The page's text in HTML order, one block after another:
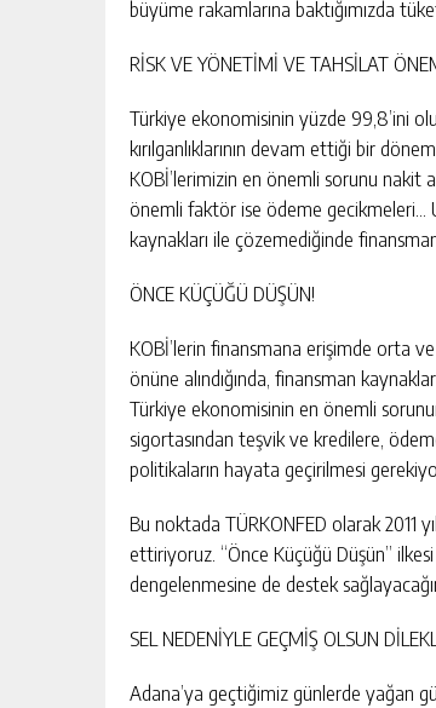
büyüme rakamlarına baktığımızda
RİSK VE YÖNETİMİ VE TAHSİLAT
Türkiye ekonomisinin yüzde 99,8’ini
kırılganlıklarının devam ettiği bir
KOBİ’lerimizin en önemli sorunu nakit
önemli faktör ise ödeme gecikmeleri…
kaynakları ile çözemediğinde
ÖNCE KÜÇÜĞÜ DÜŞÜN!
KOBİ’lerin finansmana erişimde orta
önüne alındığında, finansman
Türkiye ekonomisinin en önemli
sigortasından teşvik ve kredilere,
politikaların hayata geçirilmesi
Bu noktada TÜRKONFED olarak 2011
ettiriyoruz. “Önce Küçüğü Düşün”
dengelenmesine de destek
SEL NEDENİYLE GEÇMİŞ OLSUN
Adana’ya geçtiğimiz günlerde yağan